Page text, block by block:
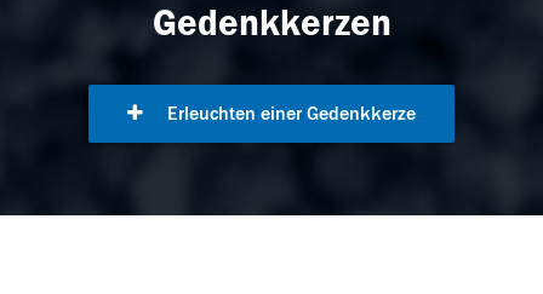
Gedenkkerzen
Erleuchten einer Gedenkkerze